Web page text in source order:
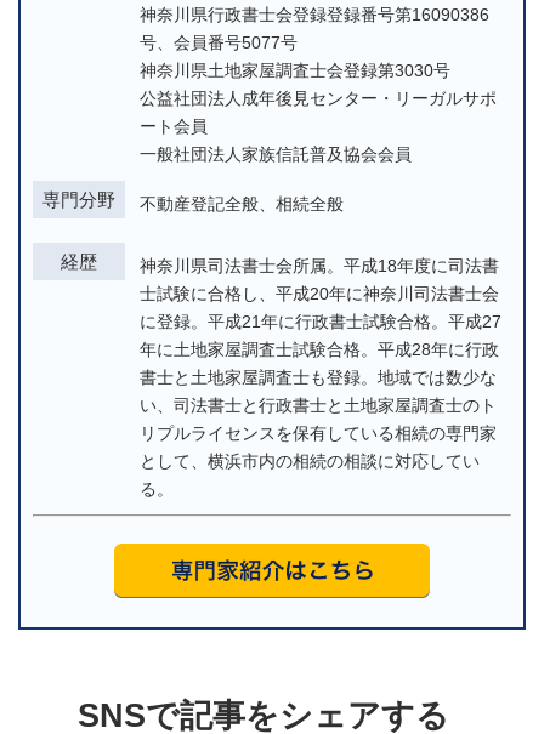
神奈川県行政書士会登録登録番号第16090386
号、会員番号5077号
神奈川県土地家屋調査士会登録第3030号
公益社団法人成年後見センター・リーガルサポ
ート会員
一般社団法人家族信託普及協会会員
専門分野 不動産登記全般、相続全般
経歴
神奈川県司法書士会所属。平成18年度に司法書
士試験に合格し、平成20年に神奈川司法書士会
に登録。平成21年に行政書士試験合格。平成27
年に土地家屋調査士試験合格。平成28年に行政
書士と土地家屋調査士も登録。地域では数少な
い、司法書士と行政書士と土地家屋調査士のト
リプルライセンスを保有している相続の専門家
として、横浜市内の相続の相談に対応してい
る。